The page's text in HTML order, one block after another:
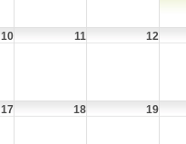
10 11 12
17 18 19